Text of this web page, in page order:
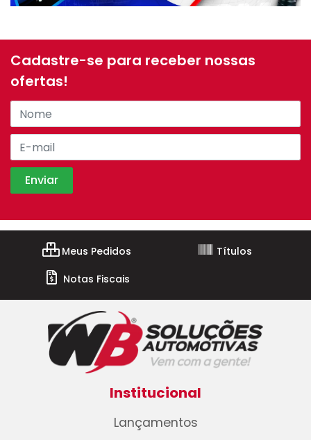
Cadastre-se para receber nossas
ofertas!
Meus Pedidos
Títulos
Notas Fiscais
Institucional
Lançamentos